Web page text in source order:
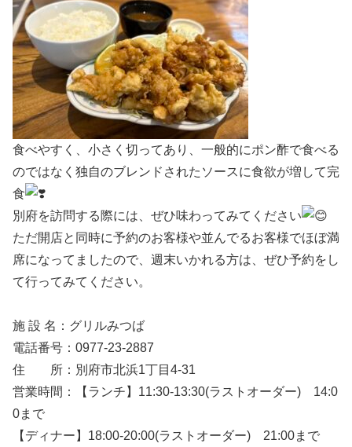
食べやすく、小さく切ってあり、一般的にポン酢で食べる
のではなく独自のブレンドされたソースに食欲が増して完
食
別府を訪問する際には、ぜひ味わってみてください
ただ開店と同時に予約のお客様や並んでるお客様でほぼ満
席になってましたので、週末いかれる方は、ぜひ予約をし
て行ってみてください。
施 設 名：グリルみつば
電話番号：0977-23-2887
住 所：別府市北浜1丁目4-31
営業時間：【ランチ】11:30-13:30(ラストオーダー) 14:0
0まで
【ディナー】18:00-20:00(ラストオーダー) 21:00まで